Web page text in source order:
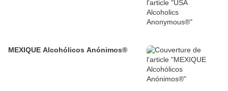
MEXIQUE Alcohólicos Anónimos®